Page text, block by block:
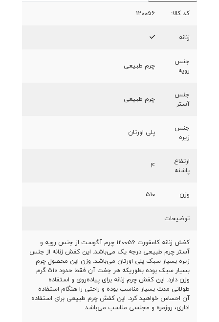
کد کالا: 120056
زنانه
جنس
رویه
چرم طبیعی
جنس
آستر
چرم طبیعی
جنس
زیره
پلی اورتان
ارتفاع
پاشنه
۴
وزن ۵۱۰
توضیحات
کفش زنانه کامفورت 120056 چرم آگوست از جنس رویه و
آستر چرم طبیعی درجه یک می‌باشد. این کفش زنانه از جنس
زیره بسیار سبک پلی اورتان می‌باشد. وزن این محصول چرم
بسیار سبک بوده بطوریکه هر جفت آن فقط حدود 510 گرم
وزن دارد. این کفش چرم زنانه برای پیاده‌روی و استفاده
طولانی مدت بسیار مناسب بوده و راحتی را هنگام استفاده
آن احساس خواهید کرد. این کفش چرم طبیعی برای استفاده
اداری، روزمره و مجلسی مناسب می‌باشد.